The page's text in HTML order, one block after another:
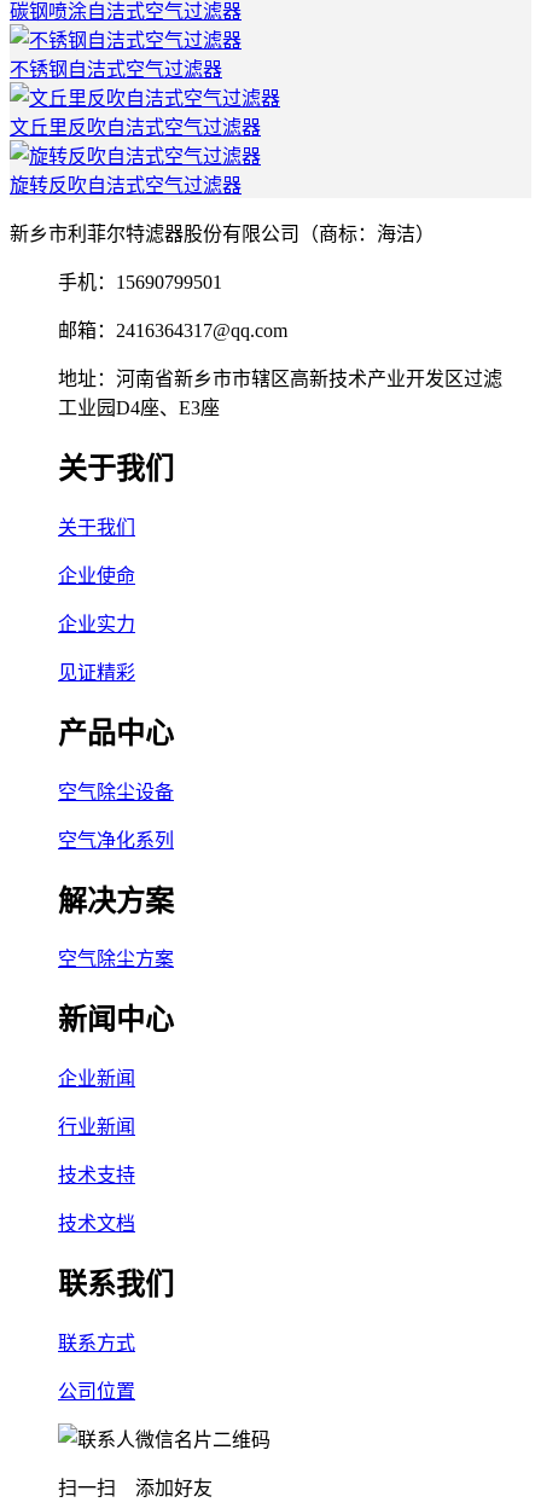
碳钢喷涂自洁式空气过滤器
不锈钢自洁式空气过滤器
文丘里反吹自洁式空气过滤器
旋转反吹自洁式空气过滤器
新乡市利菲尔特滤器股份有限公司（商标：海洁）
手机：15690799501
邮箱：2416364317@qq.com
地址：河南省新乡市市辖区高新技术产业开发区过滤
工业园D4座、E3座
关于我们
关于我们
企业使命
企业实力
见证精彩
产品中心
空气除尘设备
空气净化系列
解决方案
空气除尘方案
新闻中心
企业新闻
行业新闻
技术支持
技术文档
联系我们
联系方式
公司位置
扫一扫 添加好友